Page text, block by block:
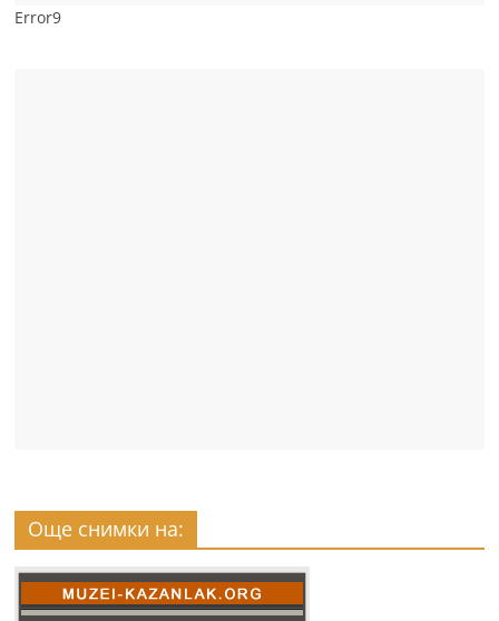
Error9
Още снимки на: